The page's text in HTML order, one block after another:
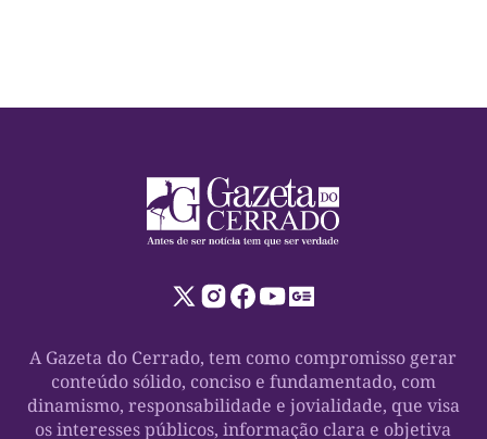
A Gazeta do Cerrado, tem como compromisso gerar
conteúdo sólido, conciso e fundamentado, com
dinamismo, responsabilidade e jovialidade, que visa
os interesses públicos, informação clara e objetiva